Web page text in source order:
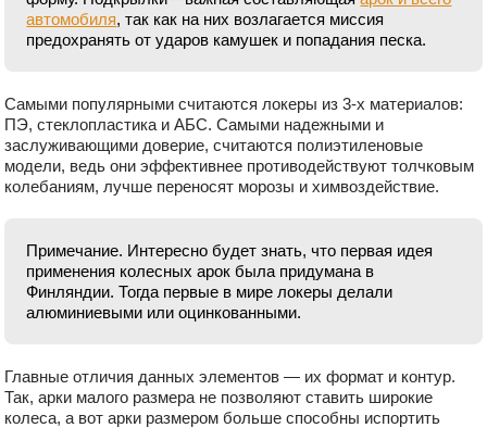
автомобиля, так как на них возлагается миссия
предохранять от ударов камушек и попадания песка.
Самыми популярными считаются локеры из 3-х материалов:
ПЭ, стеклопластика и АБС. Самыми надежными и
заслуживающими доверие, считаются полиэтиленовые
модели, ведь они эффективнее противодействуют толчковым
колебаниям, лучше переносят морозы и химвоздействие.
Примечание. Интересно будет знать, что первая идея
применения колесных арок была придумана в
Финляндии. Тогда первые в мире локеры делали
алюминиевыми или оцинкованными.
Главные отличия данных элементов — их формат и контур.
Так, арки малого размера не позволяют ставить широкие
колеса, а вот арки размером больше способны испортить